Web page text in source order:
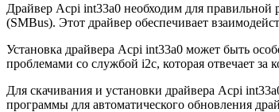
Драйвер Acpi int33a0 необходим для
(SMBus). Этот драйвер обеспечивает
Установка драйвера Acpi int33a0 может быть
проблемами со службой i2c, которая отвечает
Для скачивания и установки драйвера Acpi
программы для автоматического обновления